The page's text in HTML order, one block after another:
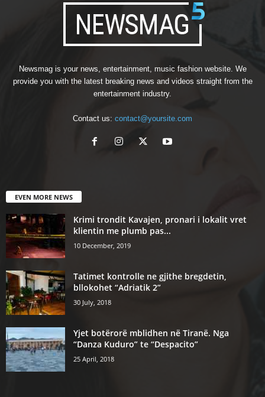
Newsmag is your news, entertainment, music fashion website. We
provide you with the latest breaking news and videos straight from the
entertainment industry.
Contact us: contact@yoursite.com
EVEN MORE NEWS
Krimi trondit Kavajen, pronari i lokalit vret
klientin me plumb pas...
10 December, 2019
Tatimet kontrolle ne gjithe bregdetin,
bllokohet “Adriatik 2”
30 July, 2018
Yjet botërorë mblidhen në Tiranë. Nga
“Danza Kuduro” te “Despacito”
25 April, 2018